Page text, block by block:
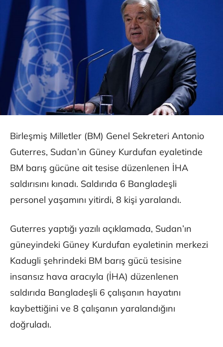
Birleşmiş Milletler (BM) Genel Sekreteri Antonio
Guterres, Sudan’ın Güney Kurdufan eyaletinde
BM barış gücüne ait tesise düzenlenen İHA
saldırısını kınadı. Saldırıda 6 Bangladeşli
personel yaşamını yitirdi, 8 kişi yaralandı.
Guterres yaptığı yazılı açıklamada, Sudan’ın
güneyindeki Güney Kurdufan eyaletinin merkezi
Kadugli şehrindeki BM barış gücü tesisine
insansız hava aracıyla (İHA) düzenlenen
saldırıda Bangladeşli 6 çalışanın hayatını
kaybettiğini ve 8 çalışanın yaralandığını
doğruladı.